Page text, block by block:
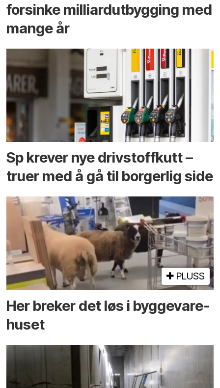
forsinke milliard­utbygging med
mange år
Sp krever nye drivstoffkutt –
truer med å gå til borgerlig side
PLUSS
Her breker det løs i bygge­vare­
huset